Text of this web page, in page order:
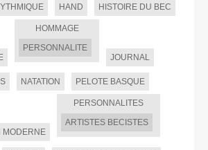
HAND HISTOIRE DU BEC
HOMMAGE
PERSONNALITE
JOURNAL
NATATION PELOTE BASQUE
MODERNE
PERSONNALITES
ARTISTES BECISTES